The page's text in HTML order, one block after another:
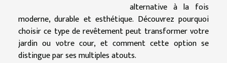
alternative à la fois
moderne, durable et esthétique. Découvrez pourquoi
choisir ce type de revêtement peut transformer votre
jardin ou votre cour, et comment cette option se
distingue par ses multiples atouts.